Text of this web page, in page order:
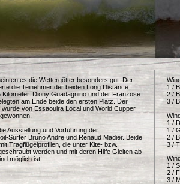
es die Wettergötter besonders gut. Der
die Teinehmer der beiden Long Distance
Diony Guadagnino und der Franzose
am Ende beide den ersten Platz. Der
von Essaouira Local und World Cupper
Ausstellung und Vorführung der
Surfer Bruno Andre und Renaud Madier. Beide
Tragflügelprofilen, die unter Kite- bzw.
werden und mit deren Hilfe Gleiten ab
möglich ist!
1 /
2 /
3 /
1 /
1 /
2 /
3 /
1 /
2 /
3 /